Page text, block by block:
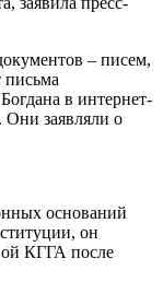
– писем,
письма
в интернет-
заявляли о
оснований
он
КГГА после